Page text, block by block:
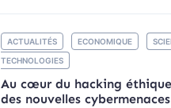
ACTUALITÉS ECONOMIQUE
TECHNOLOGIES
Au cœur du hacking
des nouvelles cybermenaces